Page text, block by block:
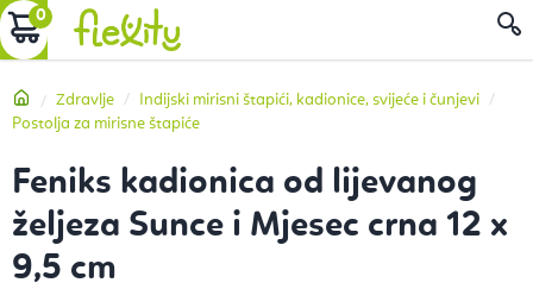
Preskoči
na
KOŠARICA
Početna
Zdravlje
Indijski mirisni štapići, kadionice, svijeće i čunjevi
Postolja za mirisne štapiće
Feniks kadionica od lijevanog
željeza Sunce i Mjesec crna 12 x
9,5 cm